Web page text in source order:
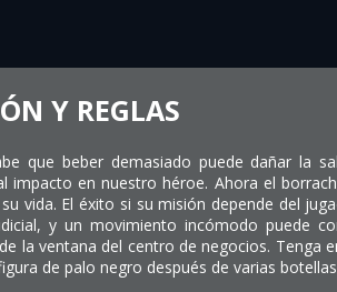
Y REGLAS
que beber demasiado puede dañar la
impacto en nuestro héroe. Ahora el
vida. El éxito si su misión depende del
y un movimiento incómodo puede
la ventana del centro de negocios. Tenga
de palo negro después de varias